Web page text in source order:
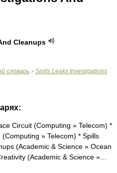
Cleanups
словарь > Spills Leaks Investigations
Circuit (Computing » Telecom) *
» Telecom) * Spills
(Academic & Science » Ocean
(Academic & Science »…